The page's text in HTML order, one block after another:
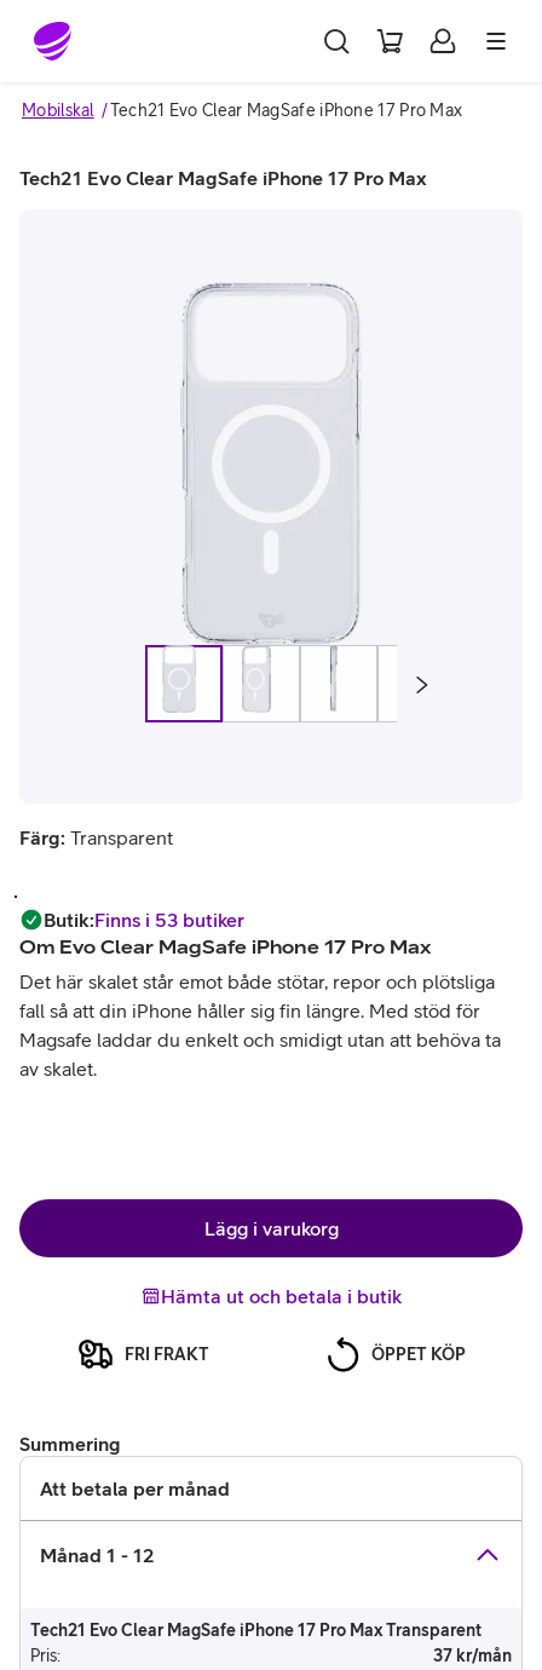
Gå till sidans innehåll
Mobilskal Tech21 Evo Clear MagSafe iPhone 17 Pro Max
Tech21 Evo Clear MagSafe iPhone 17 Pro Max
Färg: Transparent
Butik:Finns i 53 butiker
Om Evo Clear MagSafe iPhone 17 Pro Max
Det här skalet står emot både stötar, repor och plötsliga
fall så att din iPhone håller sig fin längre. Med stöd för
Magsafe laddar du enkelt och smidigt utan att behöva ta
av skalet.
Lägg i varukorg
Hämta ut och betala i butik
FRI FRAKT ÖPPET KÖP
Summering
Att betala per månad
Månad 1 - 12
Tech21 Evo Clear MagSafe iPhone 17 Pro Max Transparent
Pris:
37 kr/mån